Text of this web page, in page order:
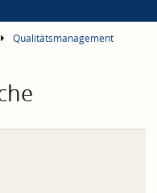
Qualitätsmanagement